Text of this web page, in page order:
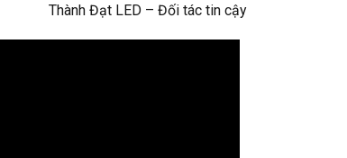
Thành Đạt LED – Đối tác tin cậy